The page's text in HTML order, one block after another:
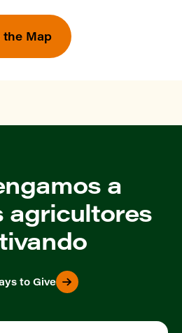
the Map
a
agricultores
to Give